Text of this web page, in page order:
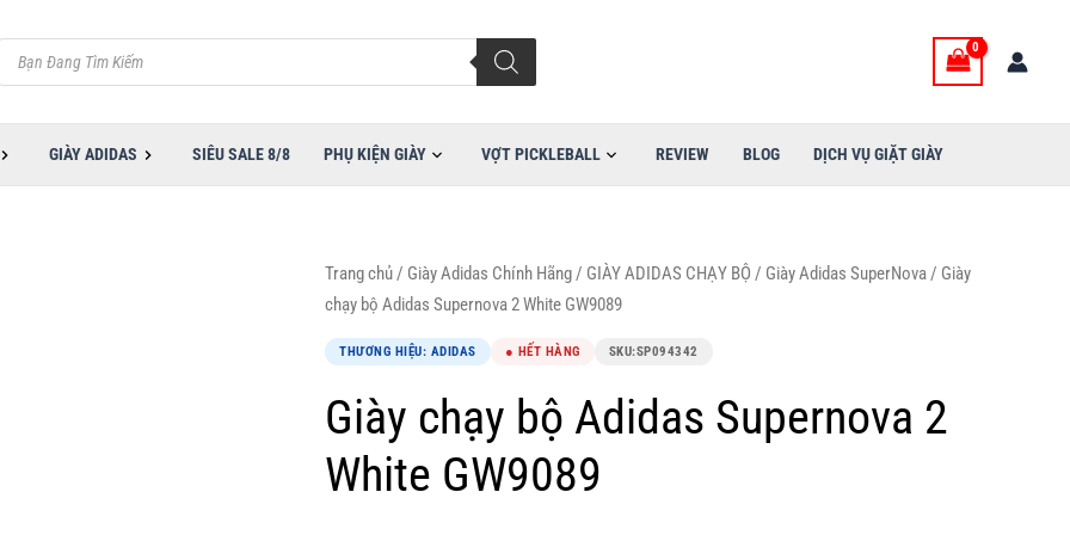
Tìm
kiếm
sản
GIÀY ADIDAS SIÊU SALE 8/8 PHỤ KIỆN GIÀY VỢT PICKLEBALL REVIEW BLOG DỊCH VỤ GIẶT GIÀY
Trang chủ/ Giày Adidas Chính Hãng/ GIÀY ADIDAS CHẠY BỘ / Giày Adidas SuperNova/ Giày
chạy bộ Adidas Supernova 2 White GW9089
THƯƠNG HIỆU: ADIDAS ● HẾT HÀNG SKU:SP094342
Giày chạy bộ Adidas Supernova 2
White GW9089